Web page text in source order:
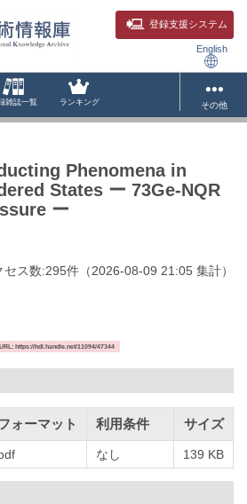
登録支援システム
English
雑誌一覧 ランキング その他
Phenomena in
States ー 73Ge-NQR
ー
セス数:295件 （2026-08-09 21:05 集計）
https://hdl.handle.net/11094/47344
ォーマット 利用条件 サイズ
なし 139 KB